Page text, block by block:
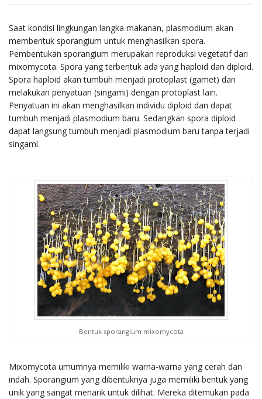
Saat kondisi lingkungan langka makanan, plasmodium akan
membentuk sporangium untuk menghasilkan spora.
Pembentukan sporangium merupakan reproduksi vegetatif dari
mixomycota. Spora yang terbentuk ada yang haploid dan diploid.
Spora haploid akan tumbuh menjadi protoplast (gamet) dan
melakukan penyatuan (singami) dengan protoplast lain.
Penyatuan ini akan menghasilkan individu diploid dan dapat
tumbuh menjadi plasmodium baru. Sedangkan spora diploid
dapat langsung tumbuh menjadi plasmodium baru tanpa terjadi
singami.
Bentuk sporangium mixomycota
Mixomycota umumnya memiliki warna-warna yang cerah dan
indah. Sporangium yang dibentuknya juga memiliki bentuk yang
unik yang sangat menarik untuk dilihat. Mereka ditemukan pada